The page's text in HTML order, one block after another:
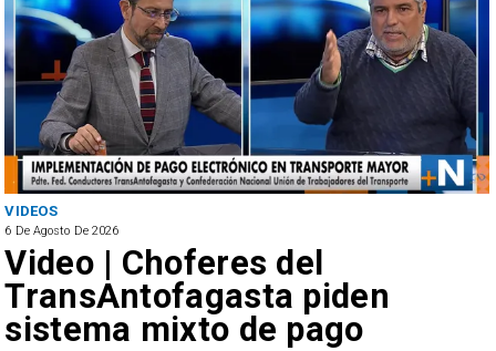
VIDEOS
6 De Agosto De 2026
Video | Choferes del
TransAntofagasta piden
sistema mixto de pago